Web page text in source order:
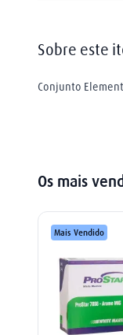
Sobre este
Conjunto
Os mais
Mais Vendido